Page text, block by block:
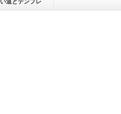
道とテンプレ